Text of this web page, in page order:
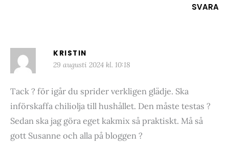
SVARA
KRISTIN
29 augusti 2024 kl. 10:18
Tack ? för igår du sprider verkligen glädje. Ska
införskaffa chiliolja till hushållet. Den måste testas ?
Sedan ska jag göra eget kakmix så praktiskt. Må så
gott Susanne och alla på bloggen ?